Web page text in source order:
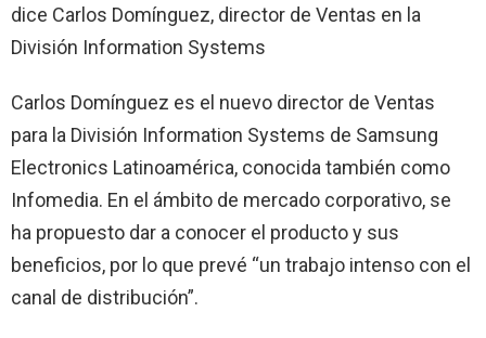
dice Carlos Domínguez, director de Ventas en la
División Information Systems
Carlos Domínguez es el nuevo director de Ventas
para la División Information Systems de Samsung
Electronics Latinoamérica, conocida también como
Infomedia. En el ámbito de mercado corporativo, se
ha propuesto dar a conocer el producto y sus
beneficios, por lo que prevé “un trabajo intenso con el
canal de distribución”.